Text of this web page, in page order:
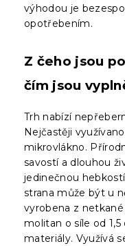
výhodou je
opotřebením.
Z čeho jsou
čím jsou
Trh nabízí
Nejčastěji
mikrovlákno.
savostí a dlouhou
jedinečnou
strana může být u
vyrobena z
molitan o síle od
materiály. Využívá